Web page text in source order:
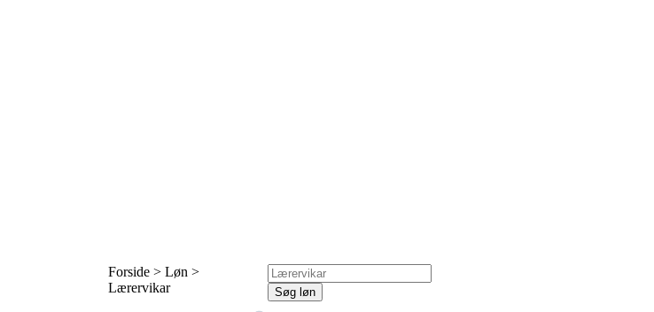
Forside > Løn >
Lærervikar
Søg løn